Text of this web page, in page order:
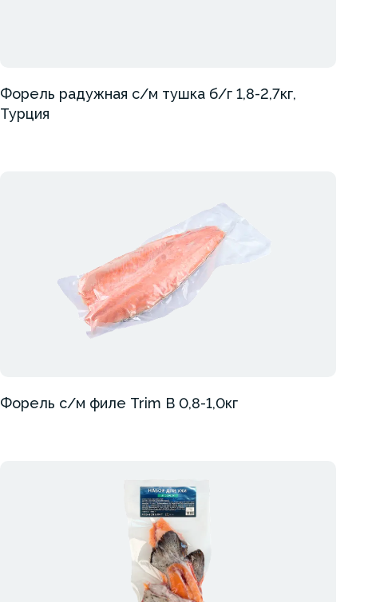
Форель радужная с/м тушка б/г 1,8-2,7кг,
Турция
Форель с/м филе Trim B 0,8-1,0кг